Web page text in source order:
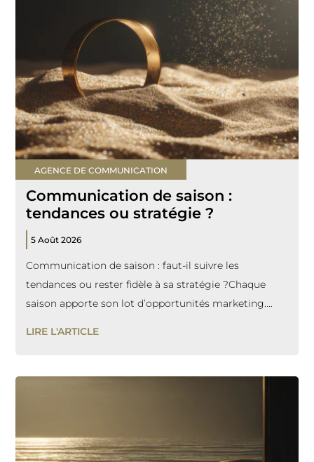
AGENCE DE COMMUNICATION
Communication de saison :
tendances ou stratégie ?
5 Août 2026
Communication de saison : faut-il suivre les
tendances ou rester fidèle à sa stratégie ?Chaque
saison apporte son lot d’opportunités marketing....
LIRE L'ARTICLE